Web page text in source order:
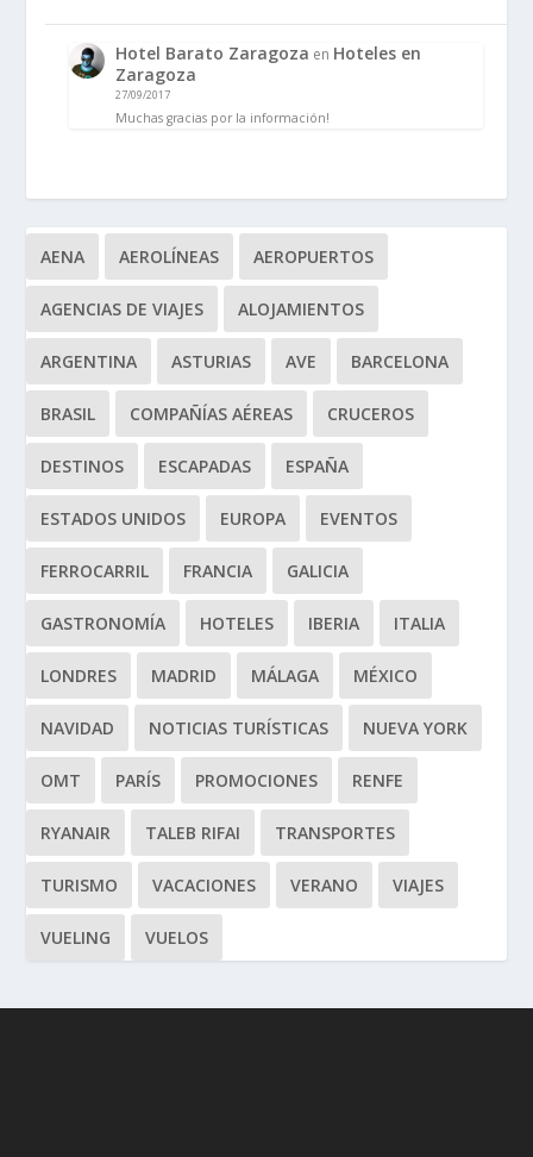
Hotel Barato Zaragoza en Hoteles en
Zaragoza
27/09/2017
Muchas gracias por la información!
AENA AEROLÍNEAS AEROPUERTOS
AGENCIAS DE VIAJES ALOJAMIENTOS
ARGENTINA ASTURIAS AVE BARCELONA
BRASIL COMPAÑÍAS AÉREAS CRUCEROS
DESTINOS ESCAPADAS ESPAÑA
ESTADOS UNIDOS EUROPA EVENTOS
FERROCARRIL FRANCIA GALICIA
GASTRONOMÍA HOTELES IBERIA ITALIA
LONDRES MADRID MÁLAGA MÉXICO
NAVIDAD NOTICIAS TURÍSTICAS NUEVA YORK
OMT PARÍS PROMOCIONES RENFE
RYANAIR TALEB RIFAI TRANSPORTES
TURISMO VACACIONES VERANO VIAJES
VUELING VUELOS